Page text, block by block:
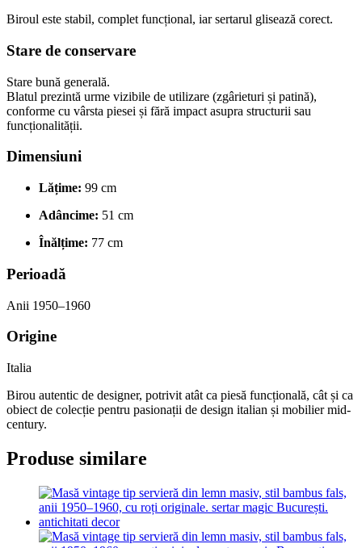
Biroul este stabil, complet funcțional, iar sertarul glisează corect.
Stare de conservare
Stare bună generală.
Blatul prezintă urme vizibile de utilizare (zgârieturi și patină),
conforme cu vârsta piesei și fără impact asupra structurii sau
funcționalității.
Dimensiuni
Lățime: 99 cm
Adâncime: 51 cm
Înălțime: 77 cm
Perioadă
Anii 1950–1960
Origine
Italia
Birou autentic de designer, potrivit atât ca piesă funcțională, cât și ca
obiect de colecție pentru pasionații de design italian și mobilier mid-
century.
Produse similare